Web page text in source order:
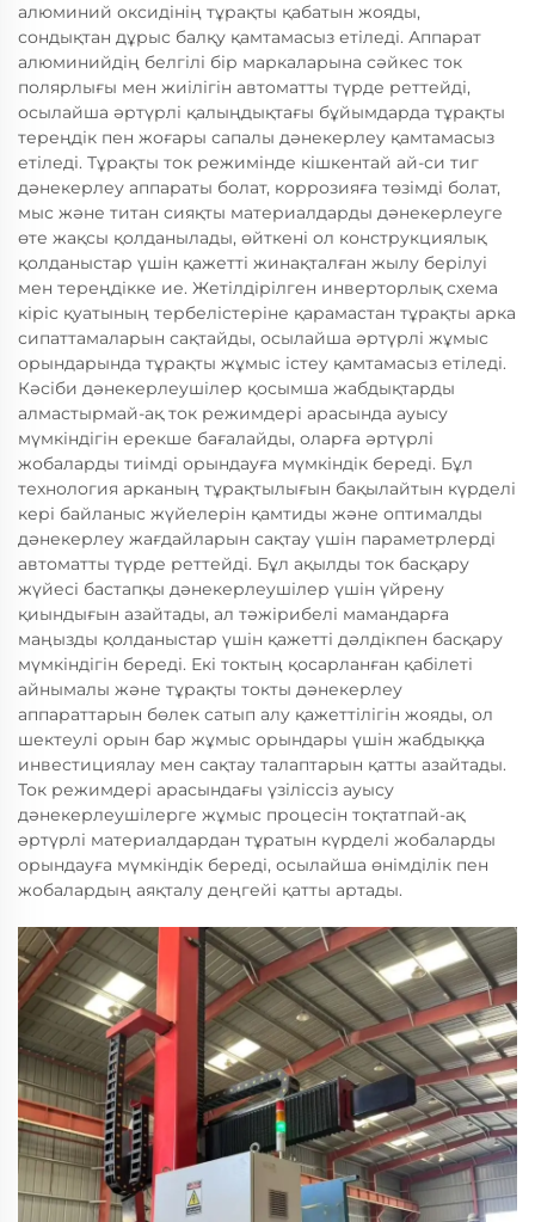
алюминий оксидінің тұрақты қабатын жояды,
сондықтан дұрыс балқу қамтамасыз етіледі. Аппарат
алюминийдің белгілі бір маркаларына сәйкес ток
полярлығы мен жиілігін автоматты түрде реттейді,
осылайша әртүрлі қалыңдықтағы бұйымдарда тұрақты
тереңдік пен жоғары сапалы дәнекерлеу қамтамасыз
етіледі. Тұрақты ток режимінде кішкентай ай-си тиг
дәнекерлеу аппараты болат, коррозияға төзімді болат,
мыс және титан сияқты материалдарды дәнекерлеуге
өте жақсы қолданылады, өйткені ол конструкциялық
қолданыстар үшін қажетті жинақталған жылу берілуі
мен тереңдікке ие. Жетілдірілген инверторлық схема
кіріс қуатының тербелістеріне қарамастан тұрақты арка
сипаттамаларын сақтайды, осылайша әртүрлі жұмыс
орындарында тұрақты жұмыс істеу қамтамасыз етіледі.
Кәсіби дәнекерлеушілер қосымша жабдықтарды
алмастырмай-ақ ток режимдері арасында ауысу
мүмкіндігін ерекше бағалайды, оларға әртүрлі
жобаларды тиімді орындауға мүмкіндік береді. Бұл
технология арканың тұрақтылығын бақылайтын күрделі
кері байланыс жүйелерін қамтиды және оптималды
дәнекерлеу жағдайларын сақтау үшін параметрлерді
автоматты түрде реттейді. Бұл ақылды ток басқару
жүйесі бастапқы дәнекерлеушілер үшін үйрену
қиындығын азайтады, ал тәжірибелі мамандарға
маңызды қолданыстар үшін қажетті дәлдікпен басқару
мүмкіндігін береді. Екі токтың қосарланған қабілеті
айнымалы және тұрақты токты дәнекерлеу
аппараттарын бөлек сатып алу қажеттілігін жояды, ол
шектеулі орын бар жұмыс орындары үшін жабдыққа
инвестициялау мен сақтау талаптарын қатты азайтады.
Ток режимдері арасындағы үзіліссіз ауысу
дәнекерлеушілерге жұмыс процесін тоқтатпай-ақ
әртүрлі материалдардан тұратын күрделі жобаларды
орындауға мүмкіндік береді, осылайша өнімділік пен
жобалардың аяқталу деңгейі қатты артады.